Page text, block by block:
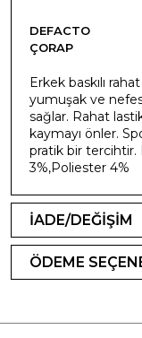
DEFACTO
ÇORAP
Erkek baskılı
yumuşak ve
sağlar. Rahat
kaymayı önler.
pratik bir tercihtir.
3%,Poliester 4%
İADE/DEĞİŞİM
ÖDEME